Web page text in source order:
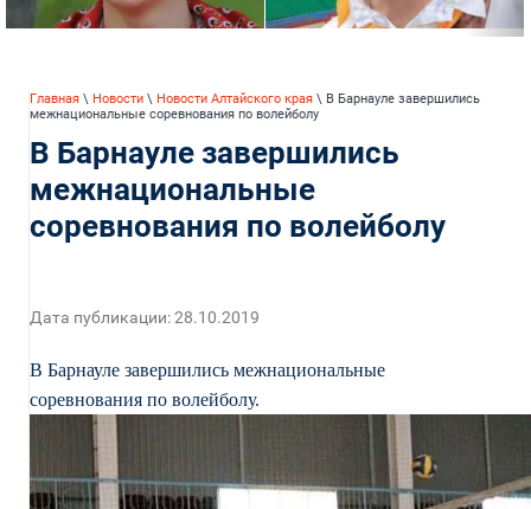
Главная \ Новости \ Новости Алтайского края \ В Барнауле завершились
межнациональные соревнования по волейболу
В Барнауле завершились
межнациональные
соревнования по волейболу
Дата публикации: 28.10.2019
В Барнауле завершились межнациональные
соревнования по волейболу.